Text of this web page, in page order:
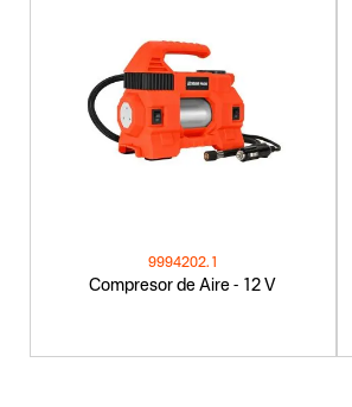
Compresor de Aire - 12 V
9994202.1